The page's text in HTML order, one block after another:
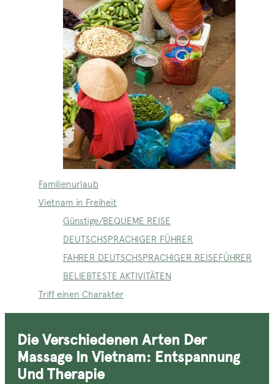
Familienurlaub
Vietnam in Freiheit
Günstige/BEQUEME REISE
DEUTSCHSPRACHIGER FÜHRER
FAHRER DEUTSCHSPRACHIGER REISEFÜHRER
BELIEBTESTE AKTIVITÄTEN
Triff einen Charakter
Die Verschiedenen Arten Der
Massage In Vietnam: Entspannung
Und Therapie